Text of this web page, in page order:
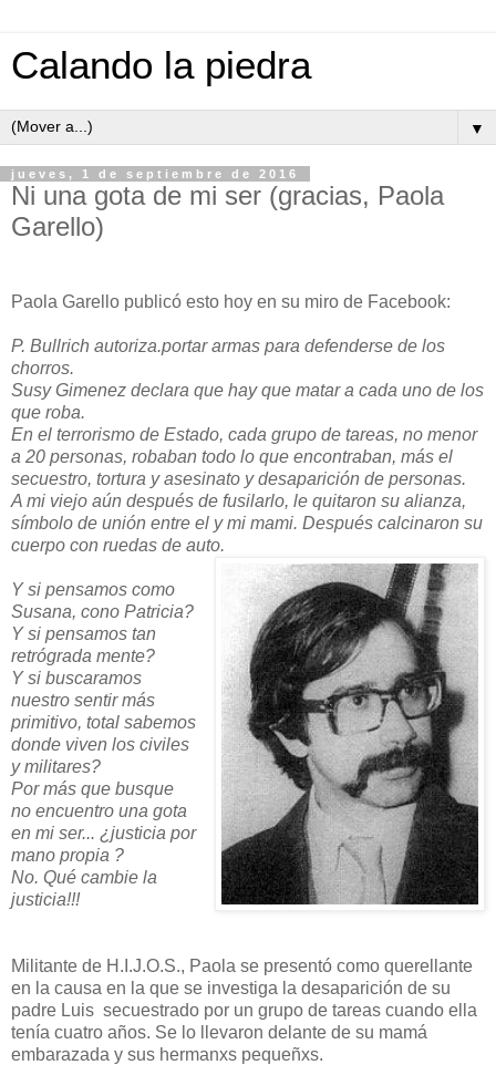
Calando la piedra
▼
jueves, 1 de septiembre de 2016
Ni una gota de mi ser (gracias, Paola
Garello)
Paola Garello publicó esto hoy en su miro de Facebook:
P. Bullrich autoriza.portar armas para defenderse de los
chorros.
Susy Gimenez declara que hay que matar a cada uno de los
que roba.
En el terrorismo de Estado, cada grupo de tareas, no menor
a 20 personas, robaban todo lo que encontraban, más el
secuestro, tortura y asesinato y desaparición de personas.
A mi viejo aún después de fusilarlo, le quitaron su alianza,
símbolo de unión entre el y mi mami. Después calcinaron su
cuerpo con ruedas de auto.
Y si pensamos como
Susana, cono Patricia?
Y si pensamos tan
retrógrada mente?
Y si buscaramos
nuestro sentir más
primitivo, total sabemos
donde viven los civiles
y militares?
Por más que busque
no encuentro una gota
en mi ser... ¿justicia por
mano propia ?
No. Qué cambie la
justicia!!!
Militante de H.I.J.O.S., Paola se presentó como querellante
en la causa en la que se investiga la desaparición de su
padre Luis secuestrado por un grupo de tareas cuando ella
tenía cuatro años. Se lo llevaron delante de su mamá
embarazada y sus hermanxs pequeñxs.